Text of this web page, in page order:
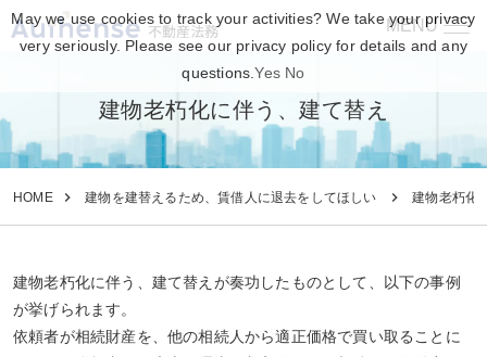
MENU
不動産法務
建物老朽化に伴う、建て替え
HOME 建物を建替えるため、賃借人に退去をしてほしい 建物老朽化
建物老朽化に伴う、建て替えが奏功したものとして、以下の事例
が挙げられます。
依頼者が相続財産を、他の相続人から適正価格で買い取ることに
May we use cookies to track your activities? We take your privacy
very seriously. Please see our privacy policy for details and any
questions.Yes No